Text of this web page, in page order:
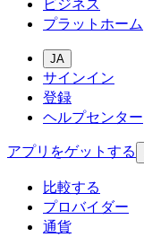
ビジネス
プラットホーム
JA
サインイン
登録
ヘルプセンター
アプリをゲットする
比較する
プロバイダー
通貨